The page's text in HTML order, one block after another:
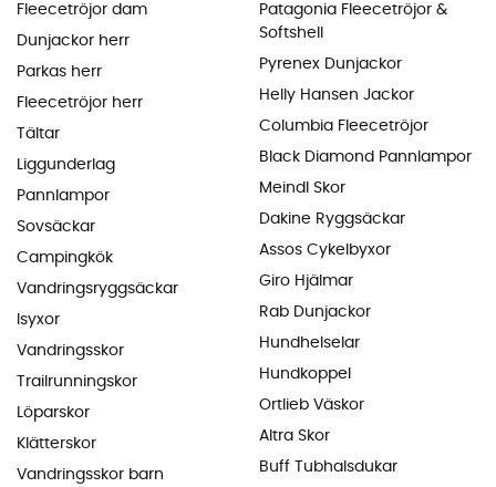
Fleecetröjor dam
Dunjackor herr
Parkas herr
Fleecetröjor herr
Tältar
Liggunderlag
Pannlampor
Sovsäckar
Campingkök
Vandringsryggsäckar
Isyxor
Vandringsskor
Trailrunningskor
Löparskor
Klätterskor
Vandringsskor barn
Patagonia Fleecetröjor &
Softshell
Pyrenex Dunjackor
Helly Hansen Jackor
Columbia Fleecetröjor
Black Diamond Pannlampor
Meindl Skor
Dakine Ryggsäckar
Assos Cykelbyxor
Giro Hjälmar
Rab Dunjackor
Hundhelselar
Hundkoppel
Ortlieb Väskor
Altra Skor
Buff Tubhalsdukar